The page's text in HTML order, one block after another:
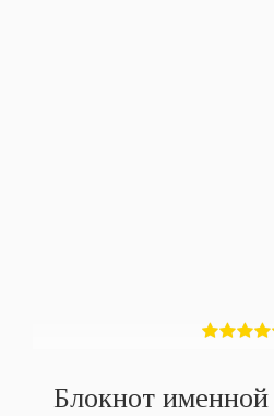
Блокнот